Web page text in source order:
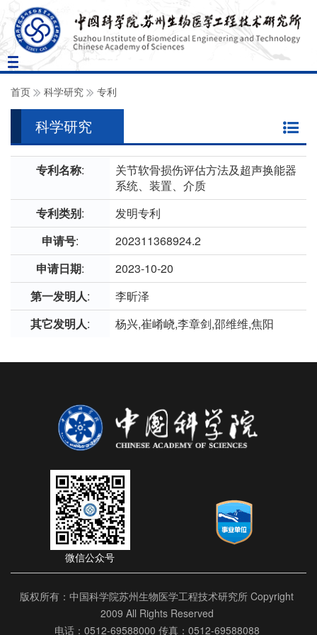
Toggle
navigation
首页 科学研究 专利
科学研究
专利名称:
关节软骨损伤评估方法及超声换能器
系统、装置、介质
专利类别:
发明专利
申请号:
202311368924.2
申请日期:
2023-10-20
第一发明人:
李昕泽
其它发明人: 杨兴,崔崤峣,李章剑,邵维维,焦阳
微信公众号
版权所有：中国科学院苏州生物医学工程技术研究所 Copyright
2009 All Rights Reserved
电话：0512-69588000 传真：0512-69588088